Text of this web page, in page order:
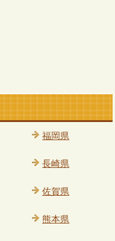
福岡県
長崎県
佐賀県
熊本県